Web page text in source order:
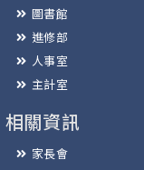
圖書館
進修部
人事室
主計室
相關資訊
家長會